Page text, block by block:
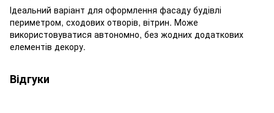
Ідеальний варіант для оформлення фасаду будівлі
периметром, сходових отворів, вітрин. Може
використовуватися автономно, без жодних додаткових
елементів декору.
Відгуки